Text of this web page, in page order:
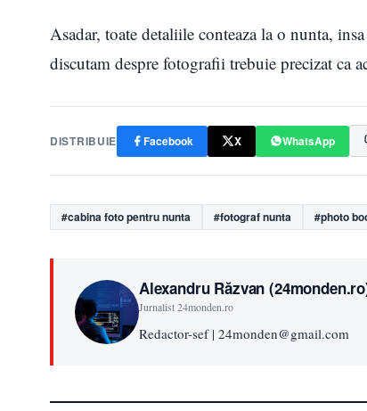
Asadar, toate detaliile conteaza la o nunta,
discutam despre fotografii trebuie precizat ca
DISTRIBUIE Facebook X WhatsApp
#cabina foto pentru nunta #fotograf nunta #photo
Alexandru Răzvan
Jurnalist 24monden.ro
Redactor-sef | 24monden@gmail.com